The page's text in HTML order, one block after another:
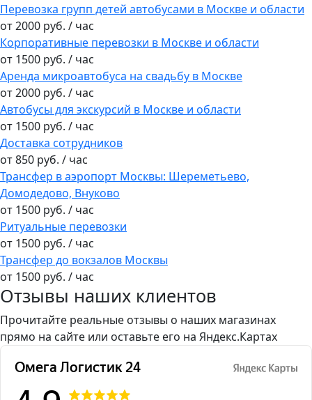
Перевозка групп детей автобусами в Москве и области
от 2000 руб. / час
Корпоративные перевозки в Москве и области
от 1500 руб. / час
Аренда микроавтобуса на свадьбу в Москве
от 2000 руб. / час
Автобусы для экскурсий в Москве и области
от 1500 руб. / час
Доставка сотрудников
от 850 руб. / час
Трансфер в аэропорт Москвы: Шереметьево,
Домодедово, Внуково
от 1500 руб. / час
Ритуальные перевозки
от 1500 руб. / час
Трансфер до вокзалов Москвы
от 1500 руб. / час
Отзывы наших клиентов
Прочитайте реальные отзывы о наших магазинах
прямо на сайте или оставьте его на Яндекс.Картах